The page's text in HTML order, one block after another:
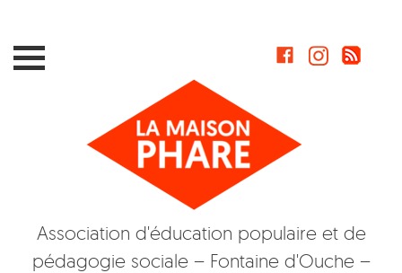
Association d'éducation populaire et de
pédagogie sociale – Fontaine d'Ouche –